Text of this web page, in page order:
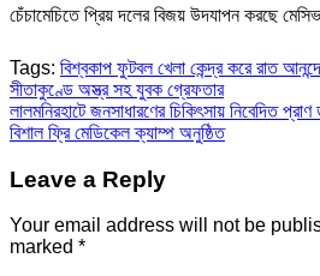
চেঁচামেচিতে প্রিয় দলের বিজয় উদযাপন করছে
Tags: বিশ্বকাপ ফুটবল খেলা কেন্দ্র করে রাত
Post
navigation
সীতাকুণ্ডে অস্ত্র সহ যুবক গ্রেফতার
লালমনিরহাটে জনসাধারণের চিকিৎসায় নিবেদিত
বিশাল ফ্রি মেডিকেল ক্যাম্প অনুষ্ঠিত
Leave a Reply
Your email address will not be
marked *